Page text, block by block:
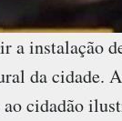
a instalação
da cidade.
cidadão